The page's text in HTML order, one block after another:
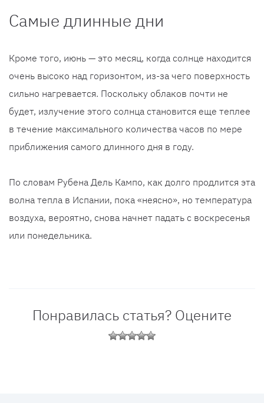
Самые длинные дни
Кроме того, июнь — это месяц, когда солнце находится
очень высоко над горизонтом, из-за чего поверхность
сильно нагревается. Поскольку облаков почти не
будет, излучение этого солнца становится еще теплее
в течение максимального количества часов по мере
приближения самого длинного дня в году.
По словам Рубена Дель Кампо, как долго продлится эта
волна тепла в Испании, пока «неясно», но температура
воздуха, вероятно, снова начнет падать с воскресенья
или понедельника.
Понравилась статья? Оцените